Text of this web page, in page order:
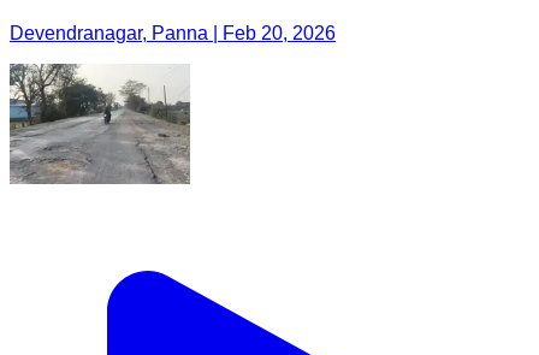
Devendranagar, Panna | Feb 20, 2026